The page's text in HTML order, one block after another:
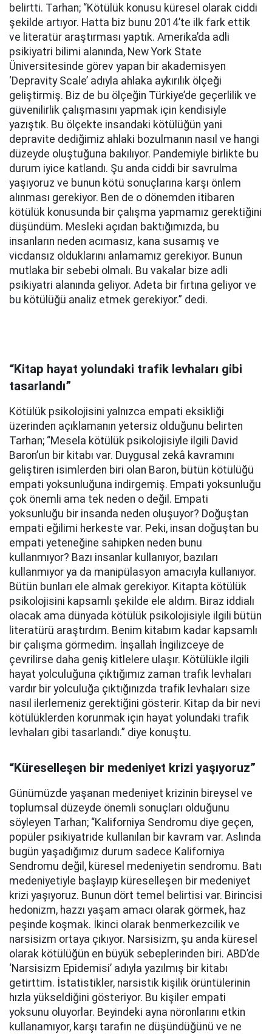
belirtti. Tarhan; “Kötülük konusu küresel olarak ciddi
şekilde artıyor. Hatta biz bunu 2014’te ilk fark ettik
ve literatür araştırması yaptık. Amerika’da adli
psikiyatri bilimi alanında, New York State
Üniversitesinde görev yapan bir akademisyen
‘Depravity Scale’ adıyla ahlaka aykırılık ölçeği
geliştirmiş. Biz de bu ölçeğin Türkiye’de geçerlilik ve
güvenilirlik çalışmasını yapmak için kendisiyle
yazıştık. Bu ölçekte insandaki kötülüğün yani
depravite dediğimiz ahlaki bozulmanın nasıl ve hangi
düzeyde oluştuğuna bakılıyor. Pandemiyle birlikte bu
durum iyice katlandı. Şu anda ciddi bir savrulma
yaşıyoruz ve bunun kötü sonuçlarına karşı önlem
alınması gerekiyor. Ben de o dönemden itibaren
kötülük konusunda bir çalışma yapmamız gerektiğini
düşündüm. Mesleki açıdan baktığımızda, bu
insanların neden acımasız, kana susamış ve
vicdansız olduklarını anlamamız gerekiyor. Bunun
mutlaka bir sebebi olmalı. Bu vakalar bize adli
psikiyatri alanında geliyor. Adeta bir fırtına geliyor ve
bu kötülüğü analiz etmek gerekiyor.” dedi.
“Kitap hayat yolundaki trafik levhaları gibi
tasarlandı”
Kötülük psikolojisini yalnızca empati eksikliği
üzerinden açıklamanın yetersiz olduğunu belirten
Tarhan; “Mesela kötülük psikolojisiyle ilgili David
Baron’un bir kitabı var. Duygusal zekâ kavramını
geliştiren isimlerden biri olan Baron, bütün kötülüğü
empati yoksunluğuna indirgemiş. Empati yoksunluğu
çok önemli ama tek neden o değil. Empati
yoksunluğu bir insanda neden oluşuyor? Doğuştan
empati eğilimi herkeste var. Peki, insan doğuştan bu
empati yeteneğine sahipken neden bunu
kullanmıyor? Bazı insanlar kullanıyor, bazıları
kullanmıyor ya da manipülasyon amacıyla kullanıyor.
Bütün bunları ele almak gerekiyor. Kitapta kötülük
psikolojisini kapsamlı şekilde ele aldım. Biraz iddialı
olacak ama dünyada kötülük psikolojisiyle ilgili bütün
literatürü araştırdım. Benim kitabım kadar kapsamlı
bir çalışma görmedim. İnşallah İngilizceye de
çevrilirse daha geniş kitlelere ulaşır. Kötülükle ilgili
hayat yolculuğuna çıktığımız zaman trafik levhaları
vardır bir yolculuğa çıktığınızda trafik levhaları size
nasıl ilerlemeniz gerektiğini gösterir. Kitap da bir nevi
kötülüklerden korunmak için hayat yolundaki trafik
levhaları gibi tasarlandı.” diye konuştu.
“Küreselleşen bir medeniyet krizi yaşıyoruz”
Günümüzde yaşanan medeniyet krizinin bireysel ve
toplumsal düzeyde önemli sonuçları olduğunu
söyleyen Tarhan; “Kaliforniya Sendromu diye geçen,
popüler psikiyatride kullanılan bir kavram var. Aslında
bugün yaşadığımız durum sadece Kaliforniya
Sendromu değil, küresel medeniyetin sendromu. Batı
medeniyetiyle başlayıp küreselleşen bir medeniyet
krizi yaşıyoruz. Bunun dört temel belirtisi var. Birincisi
hedonizm, hazzı yaşam amacı olarak görmek, haz
peşinde koşmak. İkinci olarak benmerkezcilik ve
narsisizm ortaya çıkıyor. Narsisizm, şu anda küresel
olarak kötülüğün en büyük sebeplerinden biri. ABD’de
‘Narsisizm Epidemisi’ adıyla yazılmış bir kitabı
getirttim. İstatistikler, narsistik kişilik örüntülerinin
hızla yükseldiğini gösteriyor. Bu kişiler empati
yoksunu oluyorlar. Beyindeki ayna nöronlarını etkin
kullanamıyor, karşı tarafın ne düşündüğünü ve ne